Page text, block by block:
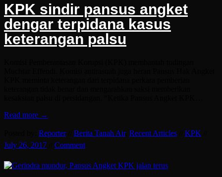
KPK sindir pansus angket
dengar terpidana kasus
keterangan palsu
Read more →
Reporter Berita Tanah Air, Recent Articles KPK
July 26, 2017
Comment